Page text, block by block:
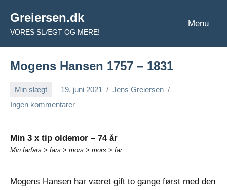
indhold
Greiersen.dk
VORES SLÆGT OG MERE!
Menu
Mogens Hansen 1757 – 1831
Min slægt 19. juni 2021
Jens Greiersen
Ingen kommentarer
Min 3 x tip oldemor – 74 år
Min farfars > fars > mors > mors > far
Mogens Hansen har været gift to gange først med den